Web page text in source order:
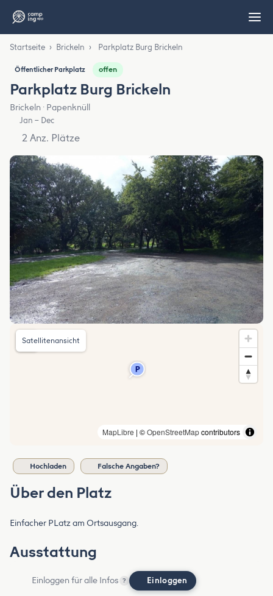
Startseite › Brickeln › Parkplatz Burg Brickeln
Öffentlicher Parkplatz offen
Parkplatz Burg Brickeln
Brickeln · Papenknüll
Jan – Dec
2 Anz. Plätze
MapLibre | ©OpenStreetMapcontributors
Satellitenansicht
Hochladen Falsche Angaben?
Über den Platz
Einfacher PLatz am Ortsausgang.
Ausstattung
Einloggen für alle Infos ? Einloggen